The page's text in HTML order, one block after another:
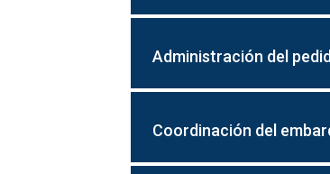
Administración del
Coordinación del